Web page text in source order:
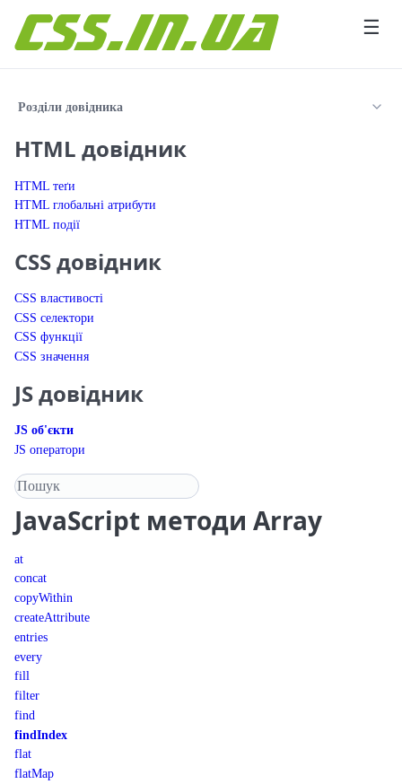
☰
Розділи довідника
HTML довідник
HTML теґи
HTML глобальні атрибути
HTML події
CSS довідник
CSS властивості
CSS селектори
CSS функції
CSS значення
JS довідник
JS об'єкти
JS оператори
Пошук у довіднику
JavaScript методи Array
at
concat
copyWithin
createAttribute
entries
every
fill
filter
find
findIndex
flat
flatMap